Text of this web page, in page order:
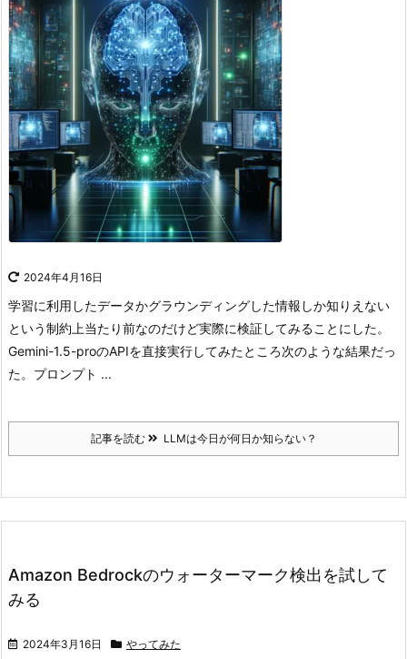
2024年4月16日
学習に利用したデータかグラウンディングした情報しか知りえない
という制約上当たり前なのだけど実際に検証してみることにした。
Gemini-1.5-proのAPIを直接実行してみたところ次のような結果だっ
た。 プロンプト ...
記事を読む LLMは今日が何日か知らない？
Amazon Bedrockのウォーターマーク検出を試して
みる
2024年3月16日 やってみた